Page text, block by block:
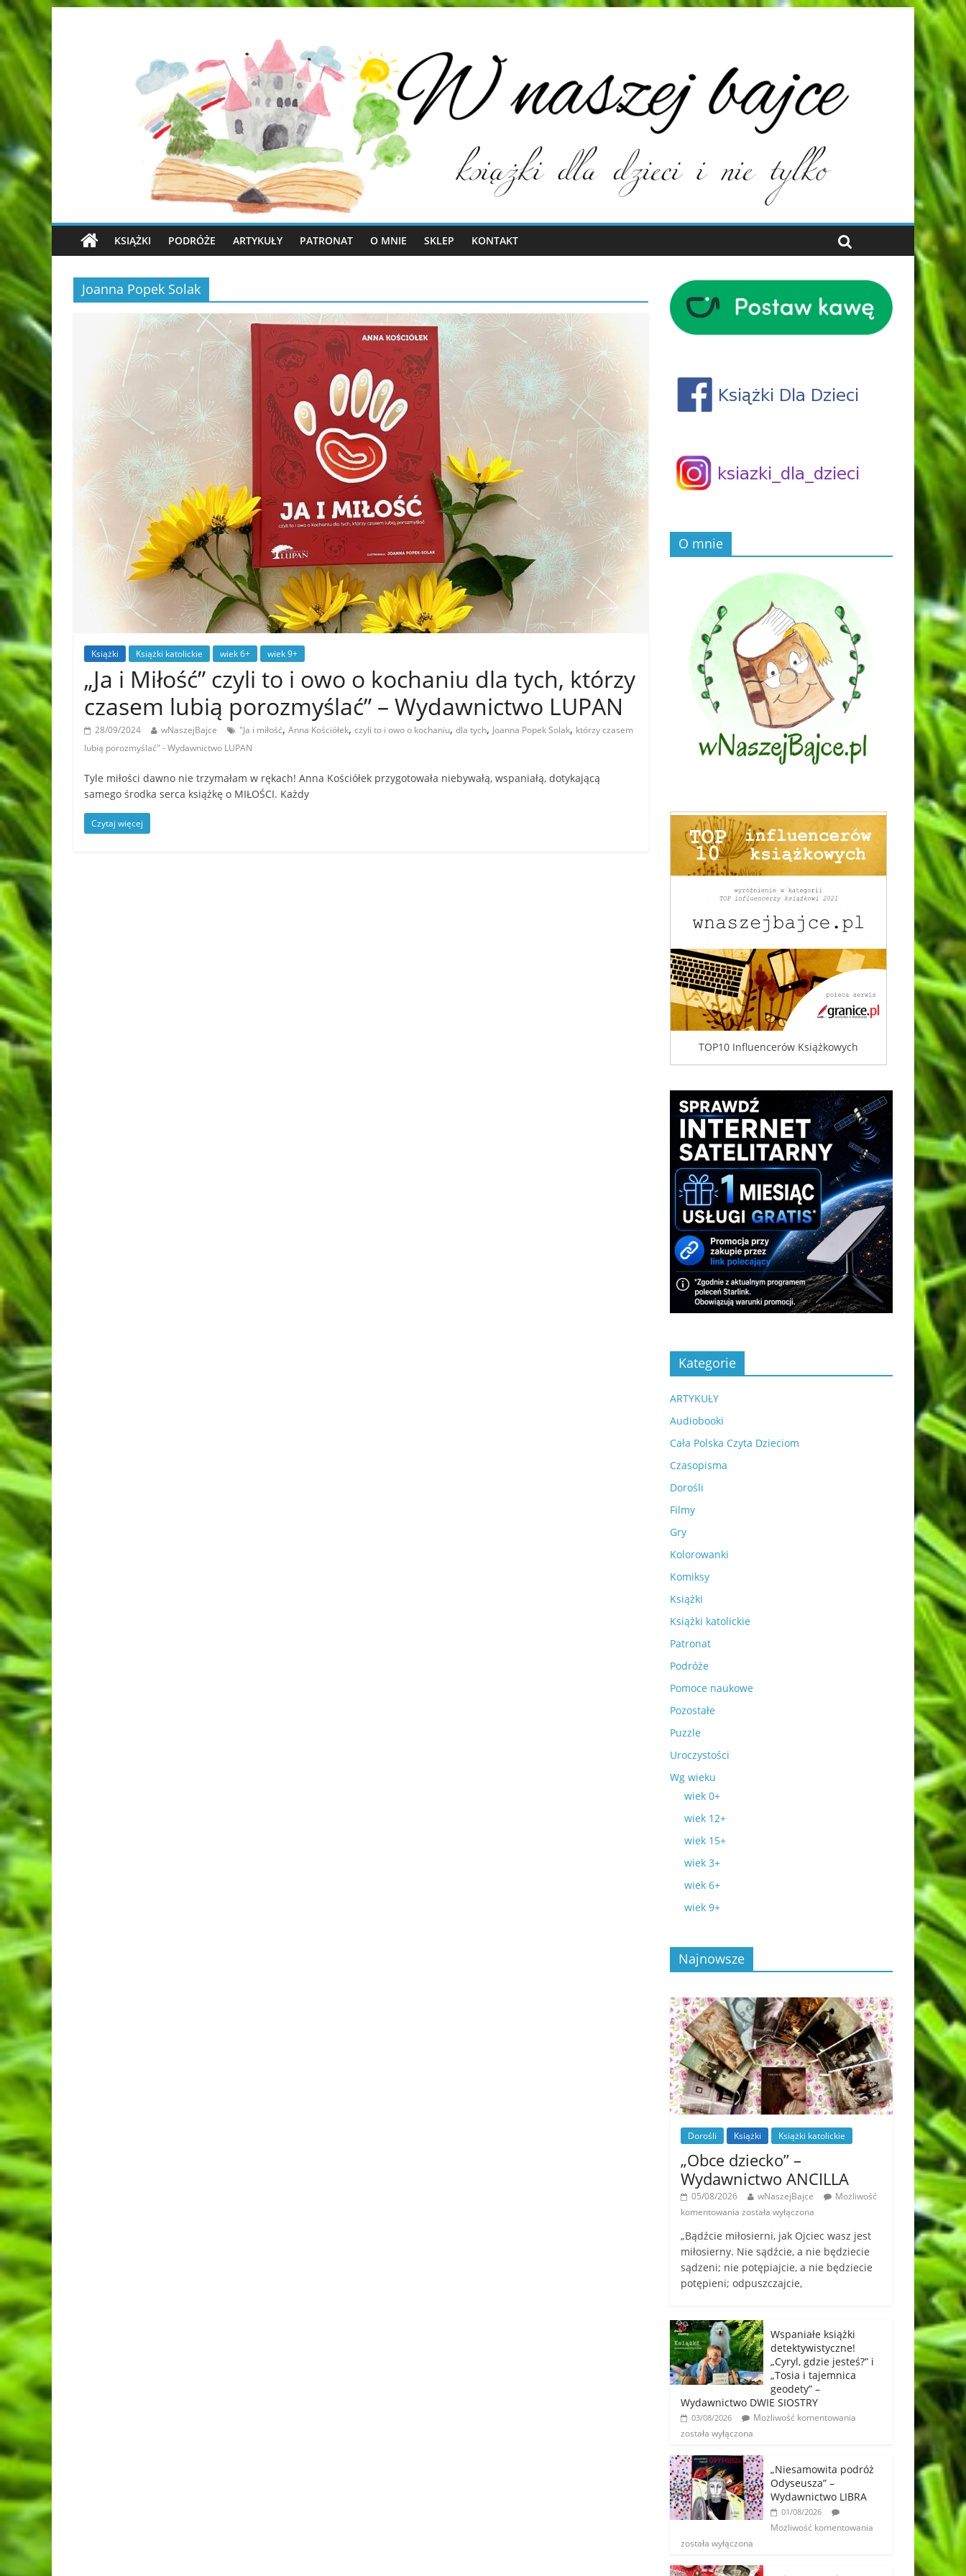
KSIĄŻKI PODRÓŻE ARTYKUŁY PATRONAT O MNIE SKLEP KONTAKT
Joanna Popek Solak
Książki Książki katolickie wiek 6+ wiek 9+
„Ja i Miłość” czyli to i owo o kochaniu dla tych, którzy
czasem lubią porozmyślać” – Wydawnictwo LUPAN
28/09/2024 wNaszejBajce "Ja i miłość, Anna Kościółek, czyli to i owo o kochaniu, dla tych, Joanna Popek Solak, którzy czasem
lubią porozmyślać" - Wydawnictwo LUPAN
Tyle miłości dawno nie trzymałam w rękach! Anna Kościółek przygotowała niebywałą, wspaniałą, dotykającą
samego środka serca książkę o MIŁOŚCI. Każdy
Czytaj więcej
O mnie
TOP10 Influencerów Książkowych
Kategorie
ARTYKUŁY
Audiobooki
Cała Polska Czyta Dzieciom
Czasopisma
Dorośli
Filmy
Gry
Kolorowanki
Komiksy
Książki
Książki katolickie
Patronat
Podróże
Pomoce naukowe
Pozostałe
Puzzle
Uroczystości
Wg wieku
wiek 0+
wiek 12+
wiek 15+
wiek 3+
wiek 6+
wiek 9+
Najnowsze
Dorośli Książki Książki katolickie
„Obce dziecko” –
Wydawnictwo ANCILLA
05/08/2026 wNaszejBajce
Możliwość
komentowania została wyłączona
„Bądźcie miłosierni, jak Ojciec wasz jest
miłosierny. Nie sądźcie, a nie będziecie
sądzeni; nie potępiajcie, a nie będziecie
potępieni; odpuszczajcie,
Wspaniałe książki
detektywistyczne!
„Cyryl, gdzie jesteś?” i
„Tosia i tajemnica
geodety” –
Wydawnictwo DWIE SIOSTRY
03/08/2026
Możliwość komentowania
została wyłączona
„Niesamowita podróż
Odyseusza” –
Wydawnictwo LIBRA
01/08/2026
Możliwość komentowania
została wyłączona